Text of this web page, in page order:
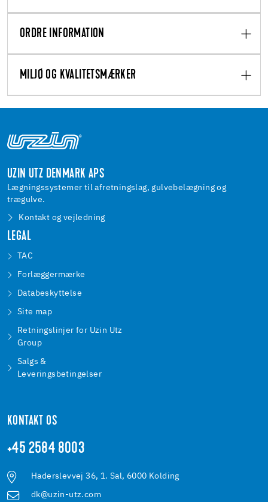
ORDRE INFORMATION
MILJØ OG KVALITETSMÆRKER
UZIN UTZ DENMARK APS
Lægningssystemer til afretningslag, gulvebelægning og
trægulve.
Kontakt og vejledning
LEGAL
TAC
Forlæggermærke
Databeskyttelse
Site map
Retningslinjer for Uzin Utz
Group
Salgs &
Leveringsbetingelser
KONTAKT OS
+45 2584 8003
Haderslevvej 36, 1. Sal, 6000 Kolding
dk@uzin-utz.com